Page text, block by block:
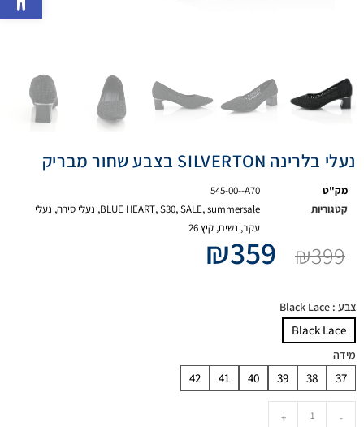
נעלי בלרינה SILVERTON בצבע שחור מבריק
מק"ט
545-00--A70
קטגוריות
BLUE HEART,S30,SALE,summersale
, נעלי סירה, נעלי
עקב, נשים, קיץ 26
₪399
₪359
צבע : Black Lace
Black Lace
מידה
37
38
39
40
41
42
-
+